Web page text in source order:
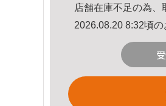
店舗在庫不足の為、
2026.08.20 8:32頃の